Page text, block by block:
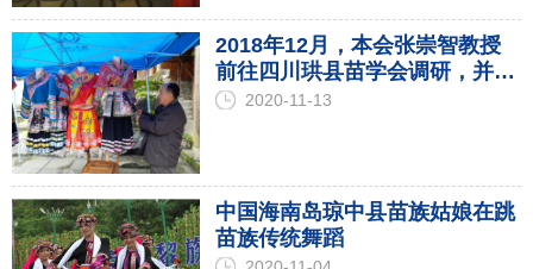
2018年12月，本会张崇智教授
前往四川珙县苗学会调研，并参
观当地苗族服饰
2020-11-13
中国海南岛琼中县苗族姑娘在跳
苗族传统舞蹈